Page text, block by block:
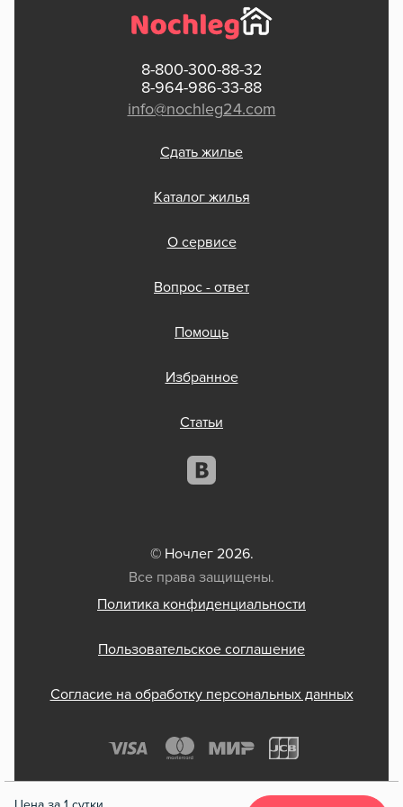
8-800-300-88-32
8-964-986-33-88
info@nochleg24.com
Сдать жилье
Каталог жилья
О сервисе
Вопрос - ответ
Помощь
Избранное
Статьи
© Ночлег 2026.
Все права защищены.
Политика конфиденциальности
Пользовательское соглашение
Согласие на обработку персональных данных